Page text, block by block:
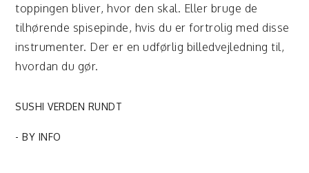
toppingen bliver, hvor den skal. Eller bruge de
tilhørende spisepinde, hvis du er fortrolig med disse
instrumenter. Der er en udførlig billedvejledning til,
hvordan du gør.
SUSHI VERDEN RUNDT
- BY INFO